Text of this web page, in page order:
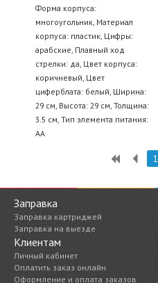
Форма корпуса:
многоугольник, Материал
корпуса: пластик, Цифры:
арабские, Плавный ход
стрелки: да, Цвет корпуса:
коричневый, Цвет
циферблата: белый, Ширина:
29 см, Высота: 29 см, Толщина:
3.5 см, Тип элемента питания:
AA
1
Заправка
Заправка картриджей
Заправка на выезде
Клиентам
Личный кабинет
Оплатить заказ онлайн
Оформление и оплата заказов